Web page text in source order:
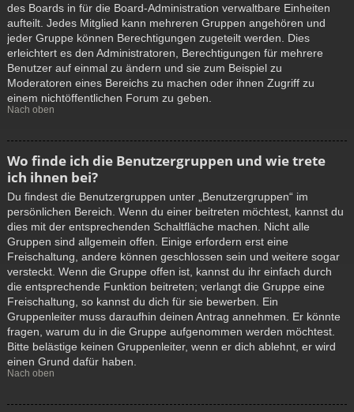
des Boards in für die Board-Administration verwaltbare Einheiten
aufteilt. Jedes Mitglied kann mehreren Gruppen angehören und
jeder Gruppe können Berechtigungen zugeteilt werden. Dies
erleichtert es den Administratoren, Berechtigungen für mehrere
Benutzer auf einmal zu ändern und sie zum Beispiel zu
Moderatoren eines Bereichs zu machen oder ihnen Zugriff zu
einem nichtöffentlichen Forum zu geben.
Nach oben
Wo finde ich die Benutzergruppen und wie trete
ich ihnen bei?
Du findest die Benutzergruppen unter „Benutzergruppen“ im
persönlichen Bereich. Wenn du einer beitreten möchtest, kannst du
dies mit der entsprechenden Schaltfläche machen. Nicht alle
Gruppen sind allgemein offen. Einige erfordern erst eine
Freischaltung, andere können geschlossen sein und weitere sogar
versteckt. Wenn die Gruppe offen ist, kannst du ihr einfach durch
die entsprechende Funktion beitreten; verlangt die Gruppe eine
Freischaltung, so kannst du dich für sie bewerben. Ein
Gruppenleiter muss daraufhin deinen Antrag annehmen. Er könnte
fragen, warum du in die Gruppe aufgenommen werden möchtest.
Bitte belästige keinen Gruppenleiter, wenn er dich ablehnt, er wird
einen Grund dafür haben.
Nach oben